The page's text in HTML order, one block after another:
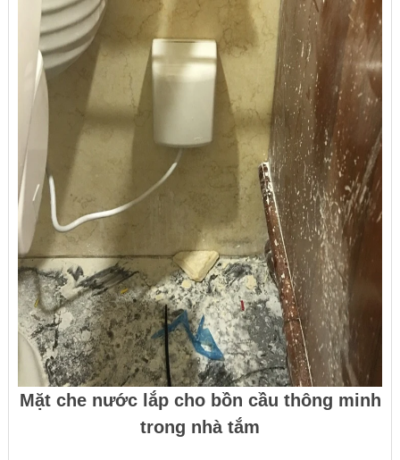
Mặt che nước lắp cho bồn cầu thông minh
trong nhà tắm